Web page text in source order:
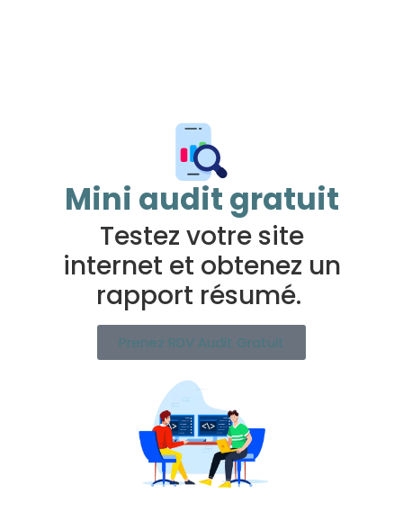
Mini audit gratuit
Testez votre site
internet et obtenez un
rapport résumé.
Prenez RDV Audit Gratuit